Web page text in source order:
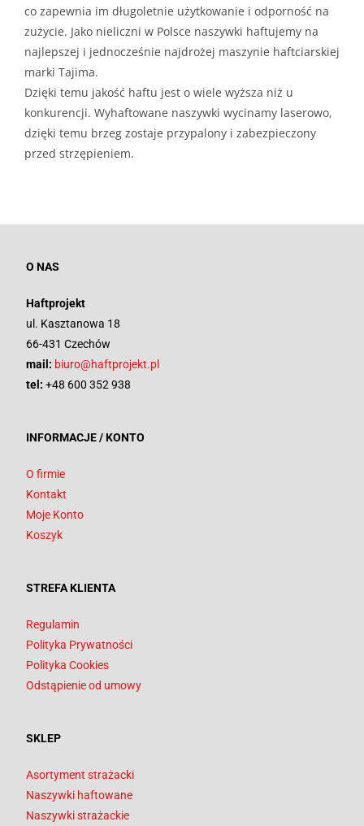
co zapewnia im długoletnie użytkowanie i odporność na
zużycie. Jako nieliczni w Polsce naszywki haftujemy na
najlepszej i jednocześnie najdrożej maszynie haftciarskiej
marki Tajima.
Dzięki temu jakość haftu jest o wiele wyższa niż u
konkurencji. Wyhaftowane naszywki wycinamy laserowo,
dzięki temu brzeg zostaje przypalony i zabezpieczony
przed strzępieniem.
O NAS
Haftprojekt
ul. Kasztanowa 18
66-431 Czechów
mail: biuro@haftprojekt.pl
tel: +48 600 352 938
INFORMACJE / KONTO
O firmie
Kontakt
Moje Konto
Koszyk
STREFA KLIENTA
Regulamin
Polityka Prywatności
Polityka Cookies
Odstąpienie od umowy
SKLEP
Asortyment strażacki
Naszywki haftowane
Naszywki strażackie